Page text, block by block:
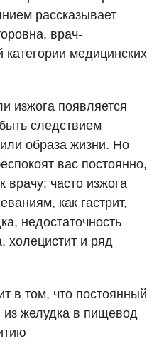
рассказывает
врач-
категории медицинских
изжога появляется
следствием
образа жизни. Но
вас постоянно,
врачу: часто изжога
как гастрит,
недостаточность
холецистит и ряд
в том, что постоянный
из желудка в пищевод